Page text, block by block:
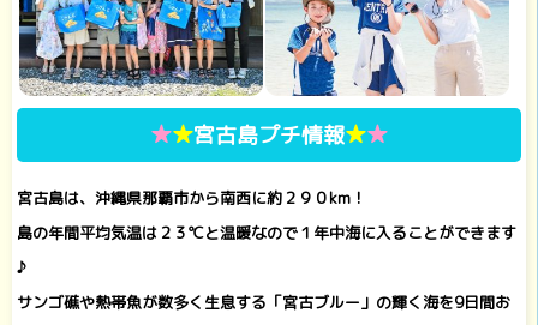
★★宮古島プチ情報★★
宮古島は、沖縄県那覇市から南西に約２９０km！
島の年間平均気温は２３℃と温暖なので１年中海に入ることができます
♪
サンゴ礁や熱帯魚が数多く生息する「宮古ブルー」の輝く海を9日間お